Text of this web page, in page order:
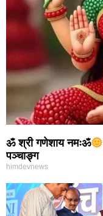
ॐ श्री गणेशाय नमःॐ
पञ्चाङ्ग
himdevnews